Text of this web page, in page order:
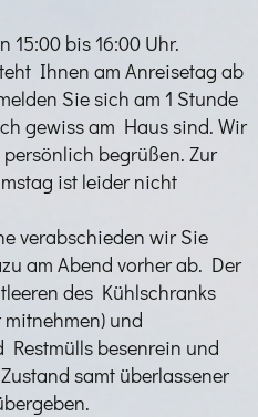
bis 16:00 Uhr.
Ihnen am Anreisetag ab
Sie sich am 1 Stunde
gewiss am Haus sind. Wir
begrüßen. Zur
ist leider nicht
verabschieden wir Sie
am Abend vorher ab. Der
des Kühlschranks
und
Restmülls besenrein und
samt überlassener